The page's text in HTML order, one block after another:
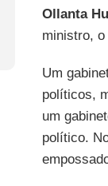
Ollanta
ministro,
Um
políticos,
um
político.